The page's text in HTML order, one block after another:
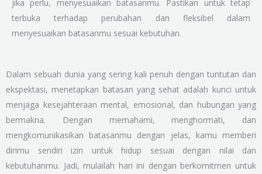
jika perlu, menyesuaikan batasanmu. Pastikan untuk tetap
terbuka terhadap perubahan dan fleksibel dalam
menyesuaikan batasanmu sesuai kebutuhan.
Dalam sebuah dunia yang sering kali penuh dengan tuntutan dan
ekspektasi, menetapkan batasan yang sehat adalah kunci untuk
menjaga kesejahteraan mental, emosional, dan hubungan yang
bermakna. Dengan memahami, menghormati, dan
mengkomunikasikan batasanmu dengan jelas, kamu memberi
dirimu sendiri izin untuk hidup sesuai dengan nilai dan
kebutuhanmu. Jadi, mulailah hari ini dengan berkomitmen untuk